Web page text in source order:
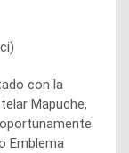
con la
Mapuche,
Emblema